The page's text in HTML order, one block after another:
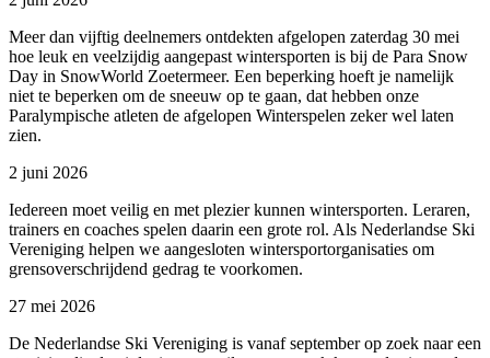
Meer dan vijftig deelnemers ontdekten afgelopen zaterdag 30 mei
hoe leuk en veelzijdig aangepast wintersporten is bij de Para Snow
Day in SnowWorld Zoetermeer. Een beperking hoeft je namelijk
niet te beperken om de sneeuw op te gaan, dat hebben onze
Paralympische atleten de afgelopen Winterspelen zeker wel laten
zien.
2 juni 2026
Iedereen moet veilig en met plezier kunnen wintersporten. Leraren,
trainers en coaches spelen daarin een grote rol. Als Nederlandse Ski
Vereniging helpen we aangesloten wintersportorganisaties om
grensoverschrijdend gedrag te voorkomen.
27 mei 2026
De Nederlandse Ski Vereniging is vanaf september op zoek naar een